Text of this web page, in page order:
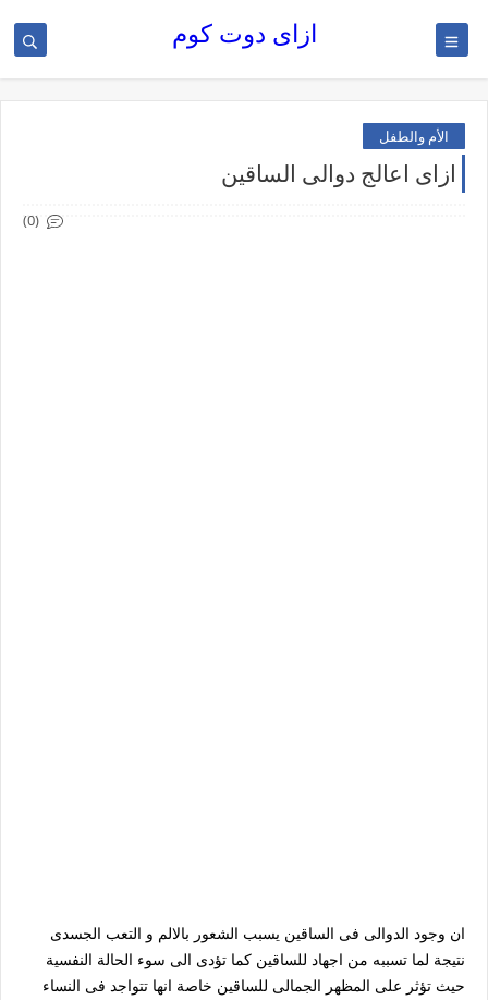
ازاى دوت كوم
الأم والطفل
ازاى اعالج دوالى الساقين
(0)
ان وجود الدوالى فى الساقين يسبب الشعور بالالم و التعب الجسدى
نتيجة لما تسببه من اجهاد للساقين كما تؤدى الى سوء الحالة النفسية
حيث تؤثر على المظهر الجمالى للساقين خاصة انها تتواجد فى النساء